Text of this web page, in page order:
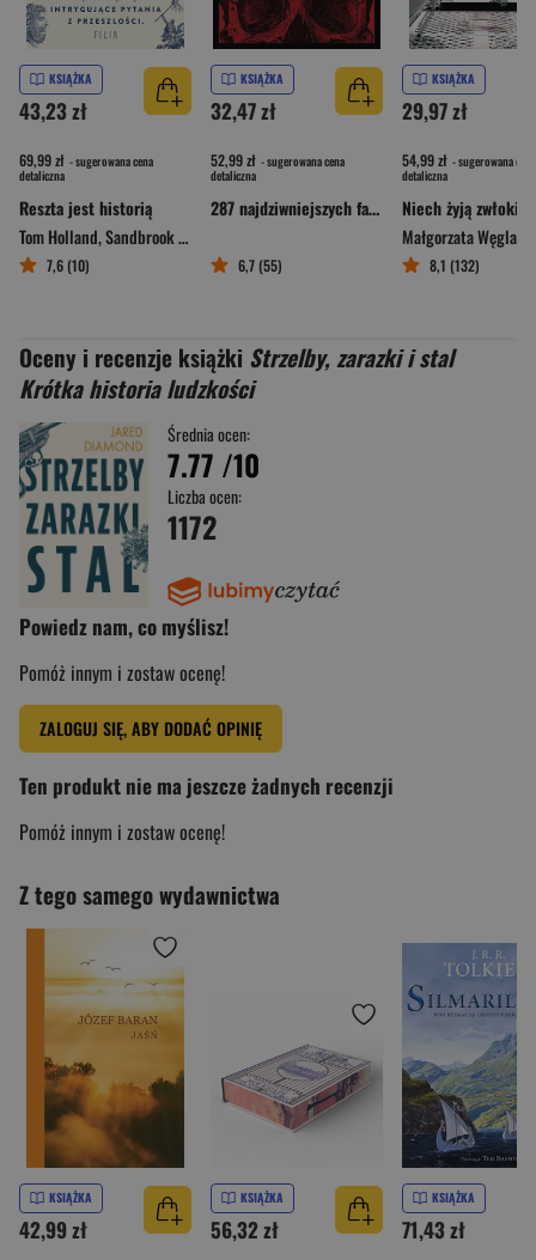
KSIĄŻKA
43,23 zł
69,99 zł - sugerowana cena
detaliczna
Reszta jest historią
Tom Holland,Sandbrook Dominic
7,6 (10)
KSIĄŻKA
32,47 zł
52,99 zł - sugerowana cena
detaliczna
287 najdziwniejszych faktów o seryjnych mordercach
6,7 (55)
KSIĄŻKA
29,97 zł
54,99 zł - sugerowana cena
detaliczna
Małgorzata Węglarz
8,1 (132)
Oceny i recenzje książki Strzelby, zarazki i stal
Krótka historia ludzkości
Średnia ocen:
7.77 /10
Liczba ocen:
1172
Powiedz nam, co myślisz!
Pomóż innym i zostaw ocenę!
ZALOGUJ SIĘ, ABY DODAĆ OPINIĘ
Ten produkt nie ma jeszcze żadnych recenzji
Pomóż innym i zostaw ocenę!
Z tego samego wydawnictwa
KSIĄŻKA
42,99 zł
KSIĄŻKA
56,32 zł
KSIĄŻKA
71,43 zł